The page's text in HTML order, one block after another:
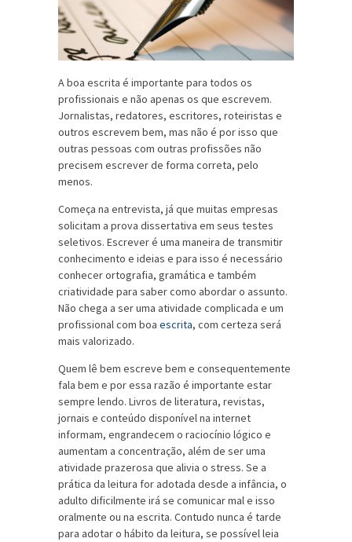
A boa escrita é importante para todos os
profissionais e não apenas os que escrevem.
Jornalistas, redatores, escritores, roteiristas e
outros escrevem bem, mas não é por isso que
outras pessoas com outras profissões não
precisem escrever de forma correta, pelo
menos.
Começa na entrevista, já que muitas empresas
solicitam a prova dissertativa em seus testes
seletivos. Escrever é uma maneira de transmitir
conhecimento e ideias e para isso é necessário
conhecer ortografia, gramática e também
criatividade para saber como abordar o assunto.
Não chega a ser uma atividade complicada e um
profissional com boa escrita, com certeza será
mais valorizado.
Quem lê bem escreve bem e consequentemente
fala bem e por essa razão é importante estar
sempre lendo. Livros de literatura, revistas,
jornais e conteúdo disponível na internet
informam, engrandecem o raciocínio lógico e
aumentam a concentração, além de ser uma
atividade prazerosa que alivia o stress. Se a
prática da leitura for adotada desde a infância, o
adulto dificilmente irá se comunicar mal e isso
oralmente ou na escrita. Contudo nunca é tarde
para adotar o hábito da leitura, se possível leia